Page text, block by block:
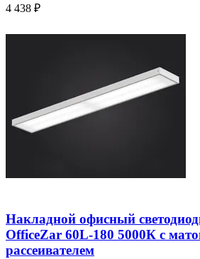
4 438 ₽
Накладной офисный
OfficeZar 60L-180 5000К с
рассеивателем